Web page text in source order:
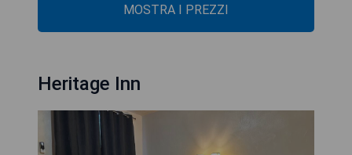
MOSTRA I PREZZI
Heritage Inn